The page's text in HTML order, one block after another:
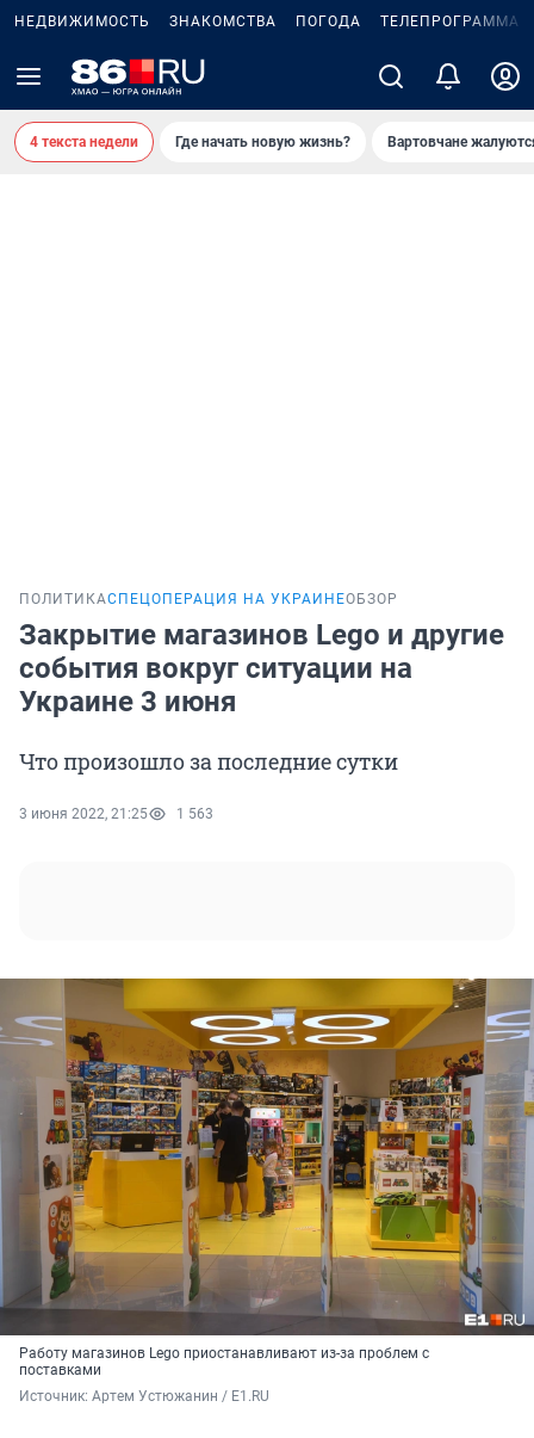
НЕДВИЖИМОСТЬ ЗНАКОМСТВА ПОГОДА ТЕЛЕПРОГРАММА
4 текста недели Где начать новую жизнь? Вартовчане
ПОЛИТИКАСПЕЦОПЕРАЦИЯ НА УКРАИНЕОБЗОР
Закрытие магазинов Lego и другие
события вокруг ситуации на
Украине 3 июня
Что произошло за последние сутки
3 июня 2022, 21:25 1 563
Работу магазинов Lego приостанавливают из-за проблем с
поставками
Источник: Артем Устюжанин / E1.RU